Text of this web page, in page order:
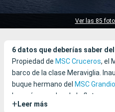
Ver las 85
6 datos que deberías saber
Propiedad de MSC Cruceros, el
barco de la clase Meraviglia.
buque hermano del MSC
los más grandes de la flota.
+ Leer más